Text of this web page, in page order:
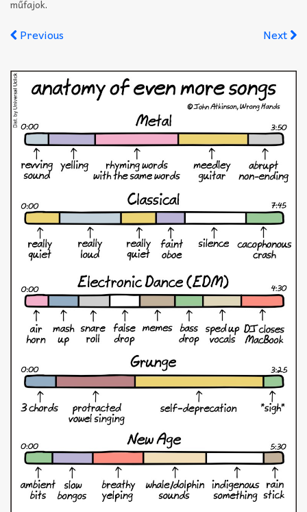
Improvizáció
műfajok.
Previous Next